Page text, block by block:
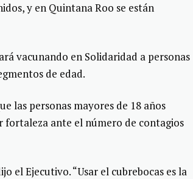
y en Quintana Roo se están
vacunando en Solidaridad a personas
de edad.
las personas mayores de 18 años
fortaleza ante el número de contagios
el Ejecutivo. “Usar el cubrebocas es la